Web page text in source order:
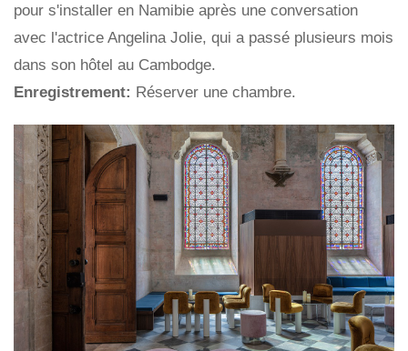
pour s'installer en Namibie après une conversation
avec l'actrice Angelina Jolie, qui a passé plusieurs mois
dans son hôtel au Cambodge.
Enregistrement: Réserver une chambre.